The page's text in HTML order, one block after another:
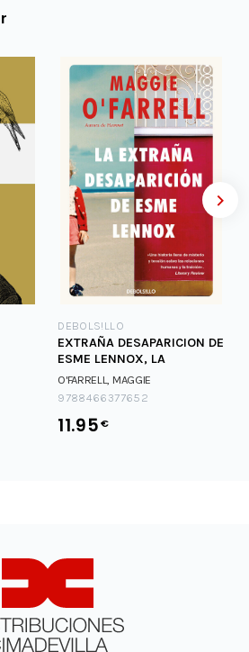
DEBOLS!LLO
EXTRAÑA DESAPARICION DE
ESME LENNOX, LA
O'FARRELL, MAGGIE
9788466377652
11.95€